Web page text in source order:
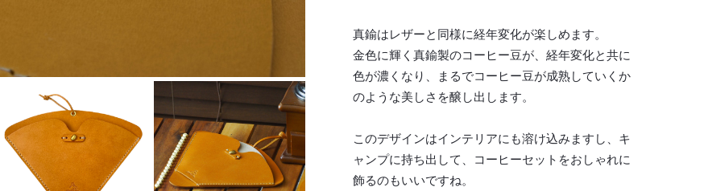
真鍮はレザーと同様に経年変化が楽しめます。
金色に輝く真鍮製のコーヒー豆が、経年変化と共に
色が濃くなり、まるでコーヒー豆が成熟していくか
のような美しさを醸し出します。
このデザインはインテリアにも溶け込みますし、キ
ャンプに持ち出して、コーヒーセットをおしゃれに
飾るのもいいですね。